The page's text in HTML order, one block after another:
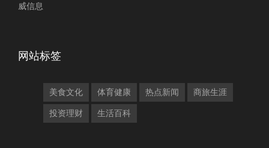
威信息
网站标签
美食文化 体育健康 热点新闻 商旅生涯
投资理财 生活百科